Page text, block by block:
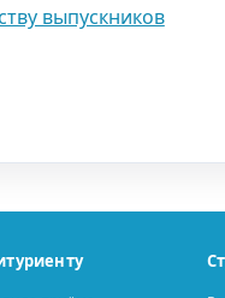
выпускников